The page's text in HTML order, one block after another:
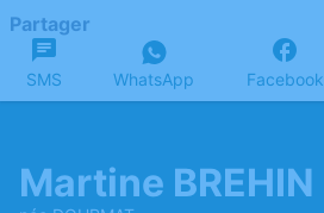
Partager
SMS WhatsApp Facebook
Martine BREHIN